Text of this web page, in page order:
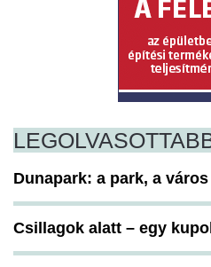
Dunapark: a park, a
Csillagok alatt – egy